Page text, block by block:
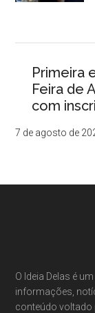
Primeira
Feira de
com
7 de agosto de
O Ideia Delas é
informações,
conteúdo voltado